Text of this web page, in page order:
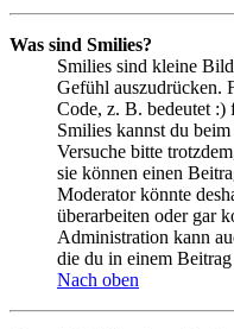
Was sind Smilies?
Smilies sind kleine
Gefühl auszudrücken.
Code, z. B. bedeutet
Smilies kannst du
Versuche bitte
sie können einen
Moderator könnte
überarbeiten oder gar
Administration kann
die du in einem
Nach oben